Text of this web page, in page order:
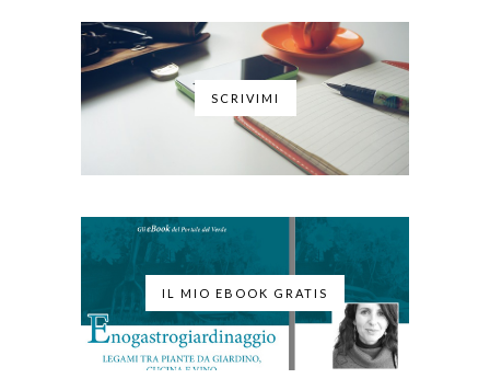
SCRIVIMI
IL MIO EBOOK GRATIS